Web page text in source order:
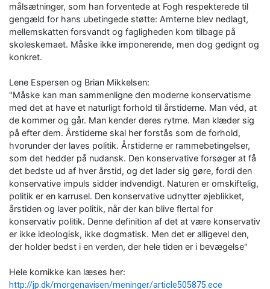
målsætninger, som han forventede at Fogh respekterede til
gengæld for hans ubetingede støtte: Amterne blev nedlagt,
mellemskatten forsvandt og fagligheden kom tilbage på
skoleskemaet. Måske ikke imponerende, men dog gedignt og
konkret.
Lene Espersen og Brian Mikkelsen:
"Måske kan man sammenligne den moderne konservatisme
med det at have et naturligt forhold til årstiderne. Man véd, at
de kommer og går. Man kender deres rytme. Man klæder sig
på efter dem. Årstiderne skal her forstås som de forhold,
hvorunder der laves politik. Årstiderne er rammebetingelser,
som det hedder på nudansk. Den konservative forsøger at få
det bedste ud af hver årstid, og det lader sig gøre, fordi den
konservative impuls sidder indvendigt. Naturen er omskiftelig,
politik er en karrusel. Den konservative udnytter øjeblikket,
årstiden og laver politik, når der kan blive flertal for
konservativ politik. Denne definition af det at være konservativ
er ikke ideologisk, ikke dogmatisk. Men det er alligevel den,
der holder bedst i en verden, der hele tiden er i bevægelse"
Hele kornikke kan læses her:
http://jp.dk/morgenavisen/meninger/article505875.ece